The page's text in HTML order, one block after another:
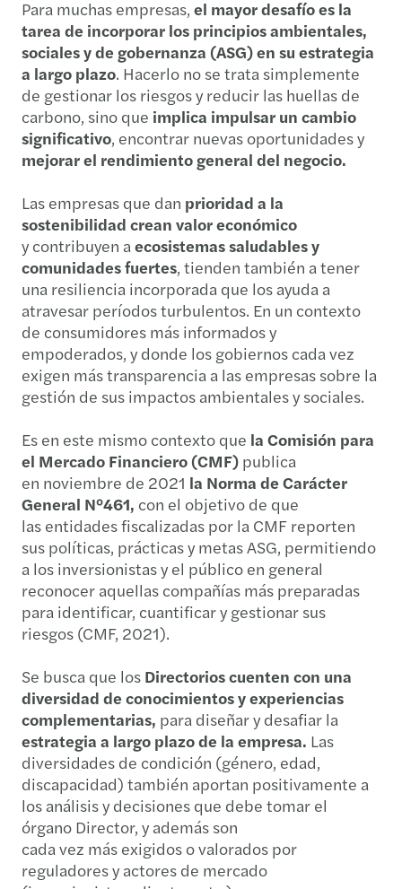
Para muchas empresas, el mayor desafío es la
tarea de incorporar los principios ambientales,
sociales y de gobernanza (ASG) en su estrategia
a largo plazo. Hacerlo no se trata simplemente
de gestionar los riesgos y reducir las huellas de
carbono, sino que implica impulsar un cambio
significativo, encontrar nuevas oportunidades y
mejorar el rendimiento general del negocio.
Las empresas que dan prioridad a la
sostenibilidad crean valor económico
y contribuyen aecosistemas saludables y
comunidades fuertes, tienden también a tener
una resiliencia incorporada que los ayuda a
atravesar períodos turbulentos. En un contexto
de consumidores más informados y
empoderados, y donde los gobiernos cada vez
exigen más transparencia a las empresas sobre la
gestión de sus impactos ambientales y sociales.
Es en este mismo contexto que la Comisión para
el Mercado Financiero (CMF) publica
en noviembre de 2021 la Norma de Carácter
General N°461, con el objetivo de que
las entidades fiscalizadas por la CMF reporten
sus políticas, prácticas y metas ASG, permitiendo
a los inversionistas y el público en general
reconocer aquellas compañías más preparadas
para identificar, cuantificar y gestionar sus
riesgos (CMF, 2021).
Se busca que los Directorios cuenten con una
diversidad de conocimientos y experiencias
complementarias, para diseñar y desafiar la
estrategia a largo plazo de la empresa. Las
diversidades de condición (género, edad,
discapacidad) también aportan positivamente a
los análisis y decisiones que debe tomar el
órgano Director, y además son
cada vez más exigidos o valorados por
reguladores y actores de mercado